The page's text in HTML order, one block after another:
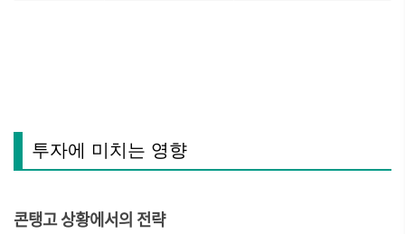
투자에 미치는 영향
콘탱고 상황에서의 전략